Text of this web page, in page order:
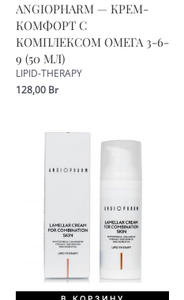
ANGIOPHARM — КРЕМ-
КОМФОРТ С
КОМПЛЕКСОМ ОМЕГА 3-6-
9 (50 МЛ)
LIPID-THERAPY
128,00 Br